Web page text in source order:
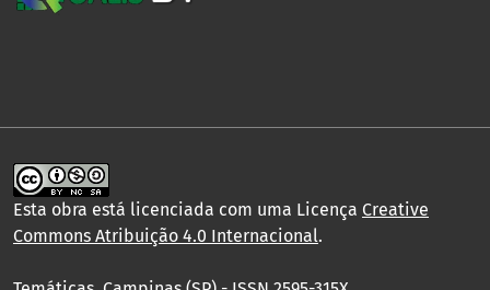
Esta obra está licenciada com uma Licença Creative
Commons Atribuição 4.0 Internacional.